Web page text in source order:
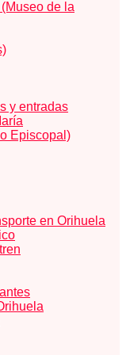
de la
y entradas
Episcopal)
en Orihuela